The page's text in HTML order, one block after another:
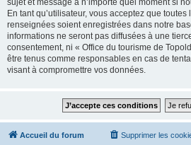
sujet et message à n’importe quel moment si
En tant qu’utilisateur, vous acceptez que
renseignées soient enregistrées dans notre
informations ne seront pas diffusées à une
consentement, ni « Office du tourisme de
être tenus comme responsables en cas de
visant à compromettre vos données.
Accueil du forum Supprimer les